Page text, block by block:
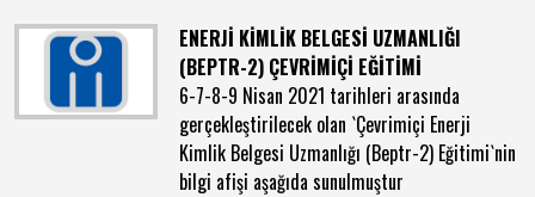
ENERJİ KİMLİK BELGESİ UZMANLIĞI
(BEPTR-2) ÇEVRİMİÇİ EĞİTİMİ
6-7-8-9 Nisan 2021 tarihleri arasında
gerçekleştirilecek olan `Çevrimiçi Enerji
Kimlik Belgesi Uzmanlığı (Beptr-2) Eğitimi`nin
bilgi afişi aşağıda sunulmuştur